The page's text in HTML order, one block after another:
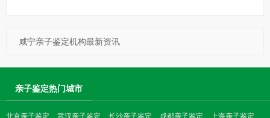
咸宁亲子鉴定机构最新资讯
亲子鉴定热门城市
北京亲子鉴定 武汉亲子鉴定 长沙亲子鉴定 成都亲子鉴定
上海亲子鉴定